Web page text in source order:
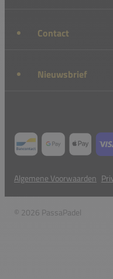
Contact
Nieuwsbrief
Algemene Voorwaarden
© 2026 PassaPadel